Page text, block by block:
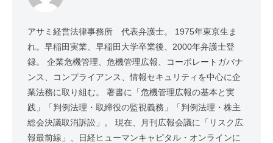
アサミ経営法律事務所 代表弁護士。 1975年東京生ま
れ。早稲田実業、早稲田大学卒業後、2000年弁護士登
録。 企業危機管理、危機管理広報、コーポレートガバナ
ンス、コンプライアンス、情報セキュリティを中心に企
業法務に取り組む。 著書に「危機管理広報の基本と実
践」「判例法理・取締役の監視義務」「判例法理・株主
総会決議取消訴訟」。 現在、月刊広報会議に「リスク広
報最前線」、日経ヒューマンキャピタル・オンラインに